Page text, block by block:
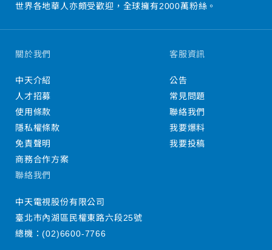
世界各地華人亦頗受歡迎，全球擁有2000萬粉絲。
關於我們
中天介紹
人才招募
使用條款
隱私權條款
免責聲明
商務合作方案
客服資訊
公告
常見問題
聯絡我們
我要爆料
我要投稿
聯絡我們
中天電視股份有限公司
臺北市內湖區民權東路六段25號
總機：(02)6600-7766